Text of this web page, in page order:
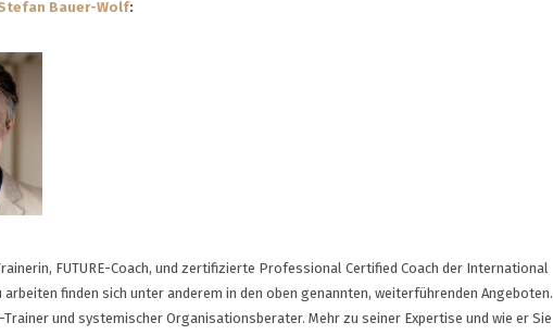
Bauer-Wolf:
FUTURE-Coach, und zertifizierte Professional Certified Coach der International
finden sich unter anderem in den oben genannten, weiterführenden Angeboten.
und systemischer Organisationsberater. Mehr zu seiner Expertise und wie er Sie